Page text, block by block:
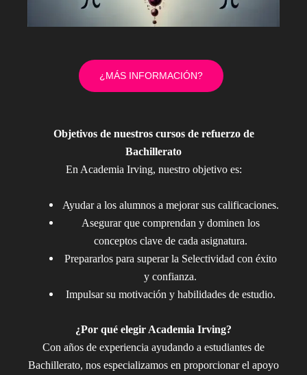
Objetivos de nuestros cursos de refuerzo de
Bachillerato
En Academia Irving, nuestro objetivo es:
Ayudar a los alumnos a mejorar sus calificaciones.
Asegurar que comprendan y dominen los
conceptos clave de cada asignatura.
Prepararlos para superar la Selectividad con éxito
y confianza.
Impulsar su motivación y habilidades de estudio.
¿Por qué elegir Academia Irving?
Con años de experiencia ayudando a estudiantes de
Bachillerato, nos especializamos en proporcionar el apoyo
¿MÁS INFORMACIÓN?